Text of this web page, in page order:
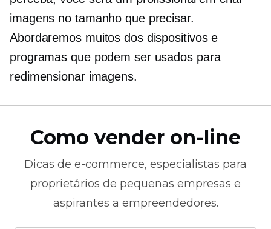
imagens no tamanho que precisar.
Abordaremos muitos dos dispositivos e
programas que podem ser usados ​​para
redimensionar imagens.
Como vender on-line
Dicas de e-commerce, especialistas para
proprietários de pequenas empresas e
aspirantes a empreendedores.